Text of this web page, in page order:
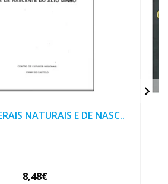
NATURAIS E DE NASC..
8,48€